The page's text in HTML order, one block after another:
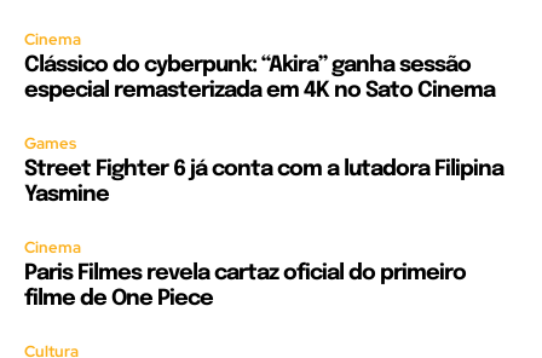
Cinema
Clássico do cyberpunk: “Akira” ganha sessão
especial remasterizada em 4K no Sato Cinema
Games
Street Fighter 6 já conta com a lutadora Filipina
Yasmine
Cinema
Paris Filmes revela cartaz oficial do primeiro
filme de One Piece
Cultura